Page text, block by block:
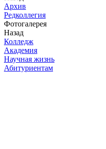
Архив
Редколлегия
Фотогалерея
Назад
Колледж
Академия
Научная жизнь
Абитуриентам